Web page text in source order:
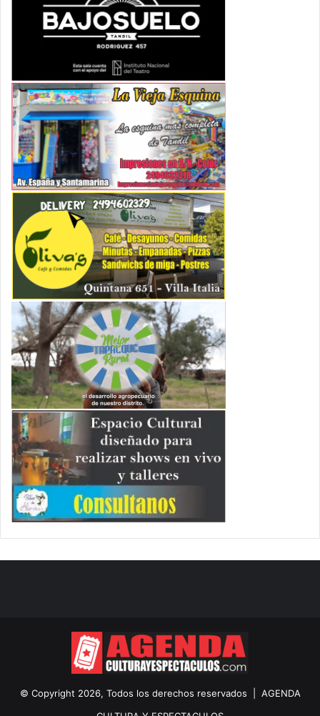
© Copyright 2026, Todos los derechos reservados | AGENDA